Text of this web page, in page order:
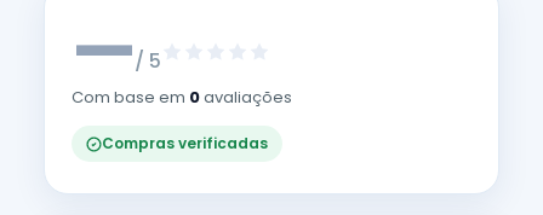
—/ 5
Com base em 0avaliações
Compras verificadas